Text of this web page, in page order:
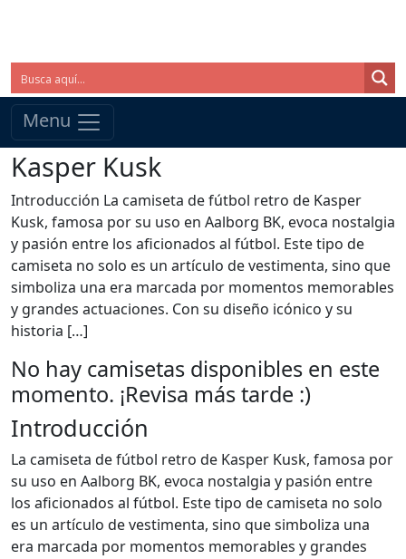
Menu
Kasper Kusk
Introducción La camiseta de fútbol retro de Kasper
Kusk, famosa por su uso en Aalborg BK, evoca nostalgia
y pasión entre los aficionados al fútbol. Este tipo de
camiseta no solo es un artículo de vestimenta, sino que
simboliza una era marcada por momentos memorables
y grandes actuaciones. Con su diseño icónico y su
historia […]
No hay camisetas disponibles en este
momento. ¡Revisa más tarde :)
Introducción
La camiseta de fútbol retro de Kasper Kusk, famosa por
su uso en Aalborg BK, evoca nostalgia y pasión entre
los aficionados al fútbol. Este tipo de camiseta no solo
es un artículo de vestimenta, sino que simboliza una
era marcada por momentos memorables y grandes